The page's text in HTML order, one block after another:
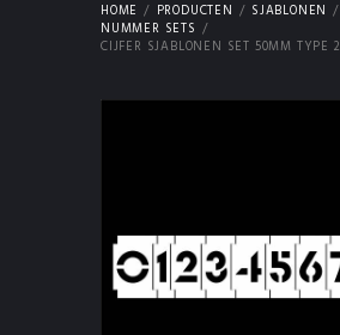
HOME PRODUCTEN
SJABLONEN
NUMMER SETS
CIJFER SJABLONEN SET 50MM TYPE 2